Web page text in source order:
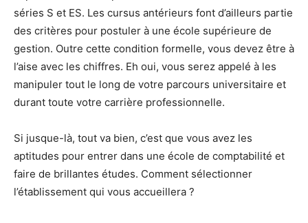
séries S et ES. Les cursus antérieurs font d’ailleurs partie
des critères pour postuler à une école supérieure de
gestion. Outre cette condition formelle, vous devez être à
l’aise avec les chiffres. Eh oui, vous serez appelé à les
manipuler tout le long de votre parcours universitaire et
durant toute votre carrière professionnelle.
Si jusque-là, tout va bien, c’est que vous avez les
aptitudes pour entrer dans une école de comptabilité et
faire de brillantes études. Comment sélectionner
l’établissement qui vous accueillera ?